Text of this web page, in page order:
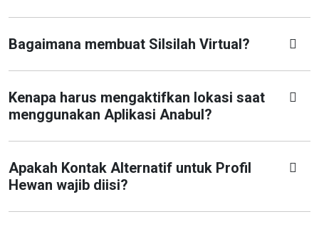
Bagaimana membuat Silsilah Virtual?
Kenapa harus mengaktifkan lokasi saat
menggunakan Aplikasi Anabul?
Apakah Kontak Alternatif untuk Profil
Hewan wajib diisi?